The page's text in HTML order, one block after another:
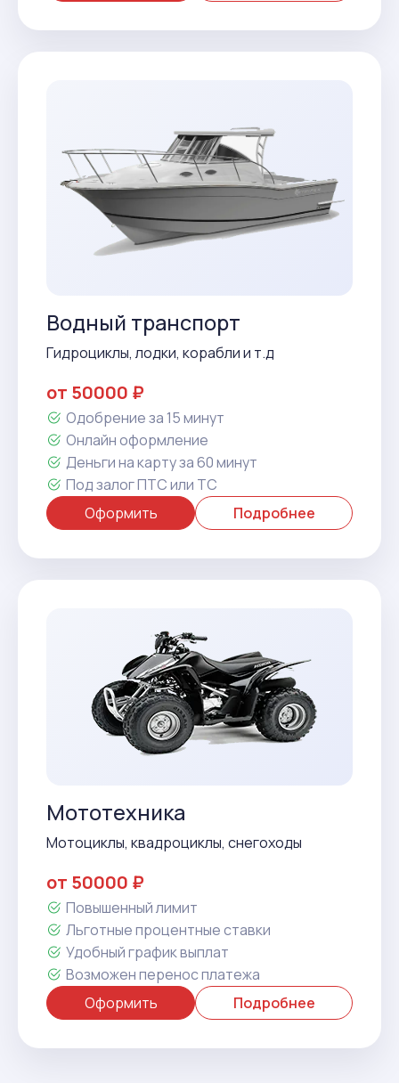
Водный транспорт
Гидроциклы, лодки, корабли и т.д
от 50000 ₽
Одобрение за 15 минут
Онлайн оформление
Деньги на карту за 60 минут
Под залог ПТС или ТС
Оформить
Подробнее
Мототехника
Мотоциклы, квадроциклы, снегоходы
от 50000 ₽
Повышенный лимит
Льготные процентные ставки
Удобный график выплат
Возможен перенос платежа
Оформить
Подробнее